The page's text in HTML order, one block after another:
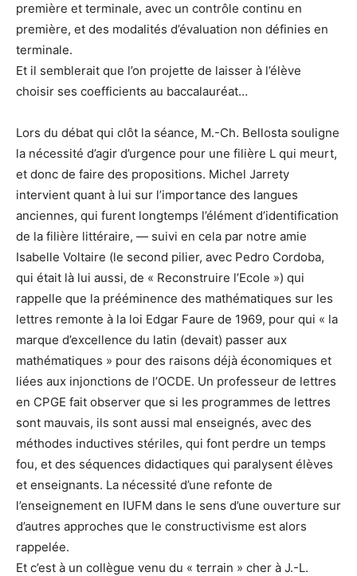
première et terminale, avec un contrôle continu en
première, et des modalités d’évaluation non définies en
terminale.
Et il semblerait que l’on projette de laisser à l’élève
choisir ses coefficients au baccalauréat…
Lors du débat qui clôt la séance, M.-Ch. Bellosta souligne
la nécessité d’agir d’urgence pour une filière L qui meurt,
et donc de faire des propositions. Michel Jarrety
intervient quant à lui sur l’importance des langues
anciennes, qui furent longtemps l’élément d’identification
de la filière littéraire, — suivi en cela par notre amie
Isabelle Voltaire (le second pilier, avec Pedro Cordoba,
qui était là lui aussi, de « Reconstruire l’Ecole ») qui
rappelle que la prééminence des mathématiques sur les
lettres remonte à la loi Edgar Faure de 1969, pour qui « la
marque d’excellence du latin (devait) passer aux
mathématiques » pour des raisons déjà économiques et
liées aux injonctions de l’OCDE. Un professeur de lettres
en CPGE fait observer que si les programmes de lettres
sont mauvais, ils sont aussi mal enseignés, avec des
méthodes inductives stériles, qui font perdre un temps
fou, et des séquences didactiques qui paralysent élèves
et enseignants. La nécessité d’une refonte de
l’enseignement en IUFM dans le sens d’une ouverture sur
d’autres approches que le constructivisme est alors
rappelée.
Et c’est à un collègue venu du « terrain » cher à J.-L.